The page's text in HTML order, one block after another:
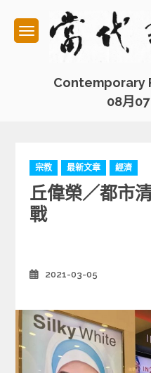
content
Contemporary
08月
C
a
e
g
i
e
宗教 最新文章 經濟
丘偉榮／都市
戰
2021-03-05